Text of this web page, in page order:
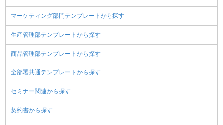
マーケティング部門テンプレートから探す
生産管理部テンプレートから探す
商品管理部テンプレートから探す
全部署共通テンプレートから探す
セミナー関連から探す
契約書から探す